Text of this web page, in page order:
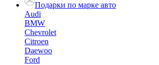
Подарки по марке авто
Audi
BMW
Chevrolet
Citroen
Daewoo
Ford